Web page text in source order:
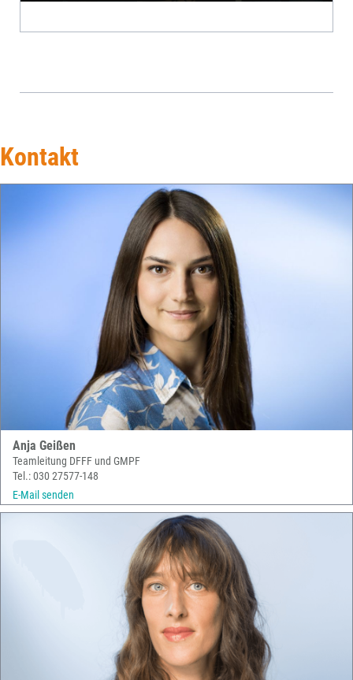
Kontakt
Anja Geißen
Teamleitung DFFF und GMPF
Tel.: 030 27577-148
E-Mail senden